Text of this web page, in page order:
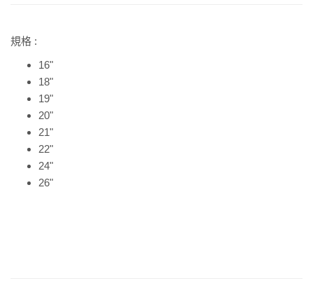
規格 :
16"
18"
19"
20"
21"
22"
24"
26"